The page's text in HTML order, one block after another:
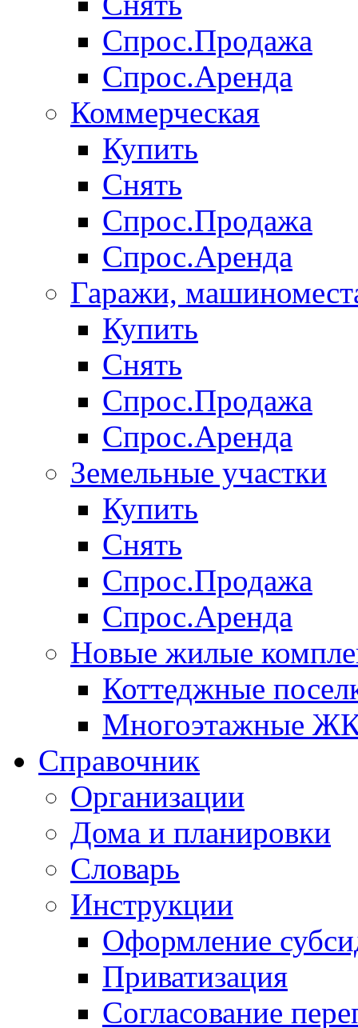
Спрос.Продажа
Спрос.Аренда
Коммерческая
Купить
Снять
Спрос.Продажа
Спрос.Аренда
Гаражи,
Купить
Снять
Спрос.Продажа
Спрос.Аренда
Земельные участки
Купить
Снять
Спрос.Продажа
Спрос.Аренда
Новые жилые
Коттеджные
Многоэтажные
Справочник
Организации
Дома и планировки
Словарь
Инструкции
Оформление
Приватизация
Согласование